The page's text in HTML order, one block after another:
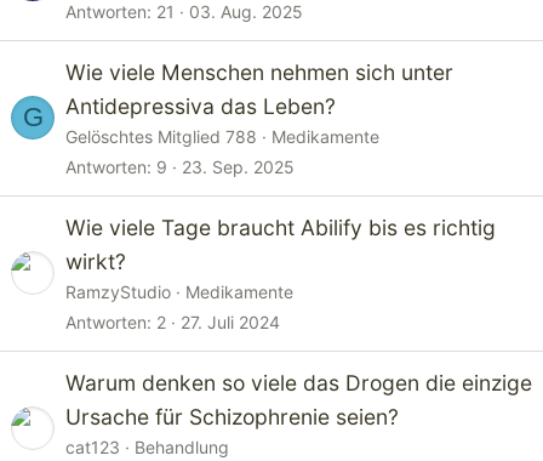
Antworten 21 03. Aug. 2025
G
Wie viele Menschen nehmen sich unter
Antidepressiva das Leben?
Gelöschtes Mitglied 788
Medikamente
Antworten 9 23. Sep. 2025
Wie viele Tage braucht Abilify bis es richtig
wirkt?
RamzyStudio
Medikamente
Antworten 2 27. Juli 2024
Warum denken so viele das Drogen die einzige
Ursache für Schizophrenie seien?
cat123
Behandlung